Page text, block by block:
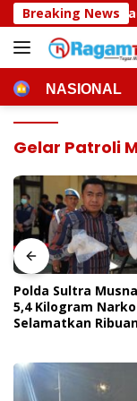
Langsung
ke
konten
Breaking News
Personel Akan
HOMENASIONAL
Gelar Patroli
Polda Sultra
5,4 Kilogram
Selamatkan